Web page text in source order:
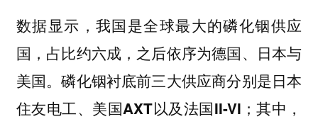
数据显示，我国是全球最大的磷化铟供应
国，占比约六成，之后依序为德国、日本与
美国。磷化铟衬底前三大供应商分别是日本
住友电工、美国AXT以及法国II-VI；其中，